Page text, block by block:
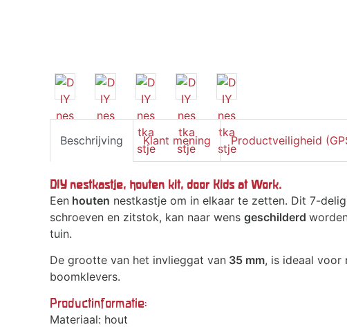
Beschrijving Klant mening Productveiligheid
DIY nestkastje, houten kit, door Kids at Work.
Een houten nestkastje om in elkaar te zetten. Dit 7-
schroeven en zitstok, kan naar wens geschilderd
tuin.
De grootte van het invlieggat van 35 mm, is ideaal voor
boomklevers.
Productinformatie:
Materiaal: hout